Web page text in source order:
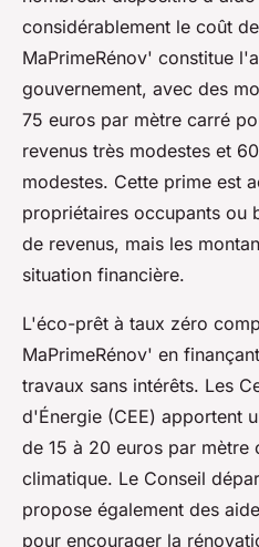
considérablement le coût
MaPrimeRénov' constitue
gouvernement, avec des
75 euros par mètre carré
revenus très modestes et
modestes. Cette prime est
propriétaires occupants ou
de revenus, mais les
situation financière.
L'éco-prêt à taux zéro
MaPrimeRénov' en
travaux sans intérêts. Les
d'Énergie (CEE) apportent
de 15 à 20 euros par mètre
climatique. Le Conseil
propose également des
pour encourager la